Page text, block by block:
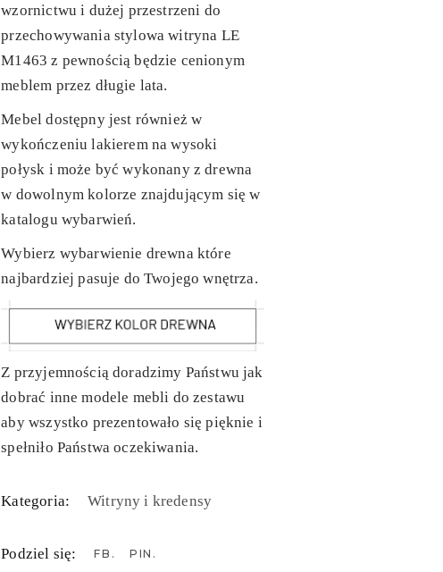
wzornictwu i dużej przestrzeni do
przechowywania stylowa witryna LE
M1463 z pewnością będzie cenionym
meblem przez długie lata.
Mebel dostępny jest również w
wykończeniu lakierem na wysoki
połysk i może być wykonany z drewna
w dowolnym kolorze znajdującym się w
katalogu wybarwień.
Wybierz wybarwienie drewna które
najbardziej pasuje do Twojego wnętrza.
Z przyjemnością doradzimy Państwu jak
dobrać inne modele mebli do zestawu
aby wszystko prezentowało się pięknie i
spełniło Państwa oczekiwania.
Kategoria: Witryny i kredensy
Podziel się: FB PIN